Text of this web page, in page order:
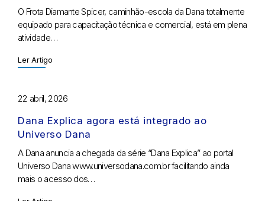
O Frota Diamante Spicer, caminhão-escola da Dana totalmente
equipado para capacitação técnica e comercial, está em plena
atividade…
Ler Artigo
22 abril, 2026
Dana Explica agora está integrado ao
Universo Dana
A Dana anuncia a chegada da série “Dana Explica” ao portal
Universo Dana www.universodana.com.br facilitando ainda
mais o acesso dos…